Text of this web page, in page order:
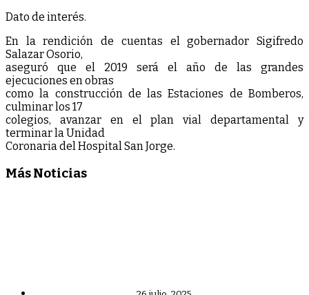
Dato de interés.
En la rendición de cuentas el gobernador Sigifredo
Salazar Osorio,
aseguró que el 2019 será el año de las grandes
ejecuciones en obras
como la construcción de las Estaciones de Bomberos,
culminar los 17
colegios, avanzar en el plan vial departamental y
terminar la Unidad
Coronaria del Hospital San Jorge.
Más Noticias